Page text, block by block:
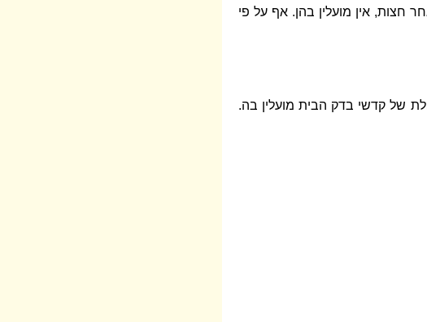
חצות, אין מועלין בהן. אף על פי
של קדשי בדק הבית מועלין בה.